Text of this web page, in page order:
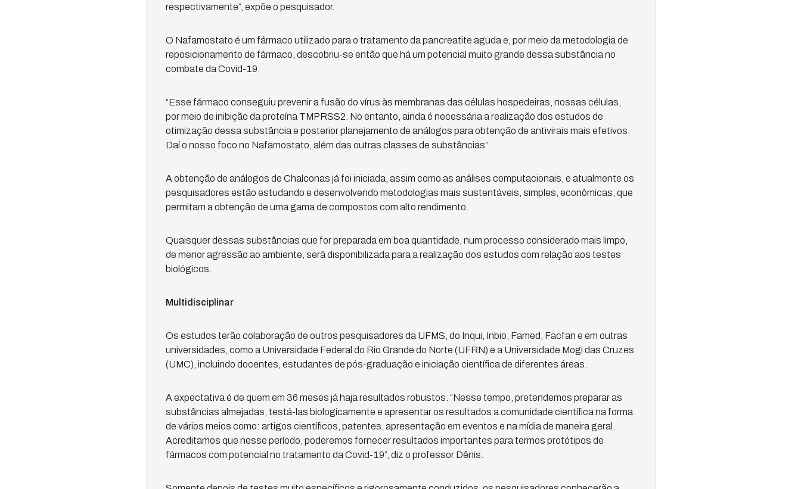
respectivamente”, expõe o pesquisador.
O Nafamostato é um fármaco utilizado para o tratamento da pancreatite aguda e, por meio da metodologia de
reposicionamento de fármaco, descobriu-se então que há um potencial muito grande dessa substância no
combate da Covid-19.
“Esse fármaco conseguiu prevenir a fusão do vírus às membranas das células hospedeiras, nossas células,
por meio de inibição da proteína TMPRSS2. No entanto, ainda é necessária a realização dos estudos de
otimização dessa substância e posterior planejamento de análogos para obtenção de antivirais mais efetivos.
Daí o nosso foco no Nafamostato, além das outras classes de substâncias”.
A obtenção de análogos de Chalconas já foi iniciada, assim como as análises computacionais, e atualmente os
pesquisadores estão estudando e desenvolvendo metodologias mais sustentáveis, simples, econômicas, que
permitam a obtenção de uma gama de compostos com alto rendimento.
Quaisquer dessas substâncias que for preparada em boa quantidade, num processo considerado mais limpo,
de menor agressão ao ambiente, será disponibilizada para a realização dos estudos com relação aos testes
biológicos.
Multidisciplinar
Os estudos terão colaboração de outros pesquisadores da UFMS, do Inqui, Inbio, Famed, Facfan e em outras
universidades, como a Universidade Federal do Rio Grande do Norte (UFRN) e a Universidade Mogi das Cruzes
(UMC), incluindo docentes, estudantes de pós-graduação e iniciação científica de diferentes áreas.
A expectativa é de quem em 36 meses já haja resultados robustos. “Nesse tempo, pretendemos preparar as
substâncias almejadas, testá-las biologicamente e apresentar os resultados a comunidade científica na forma
de vários meios como: artigos científicos, patentes, apresentação em eventos e na mídia de maneira geral.
Acreditamos que nesse período, poderemos fornecer resultados importantes para termos protótipos de
fármacos com potencial no tratamento da Covid-19”, diz o professor Dênis.